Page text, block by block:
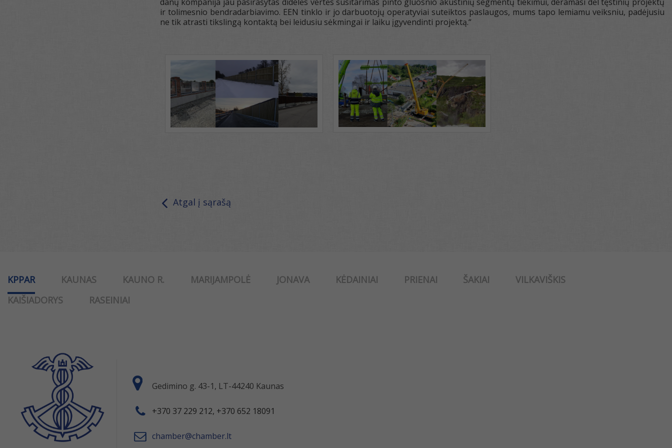
ir tolimesnio bendradarbiavimo. EEN tinklo ir jo darbuotojų operatyviai suteiktos paslaugos, mums tapo lemiamu veiksniu, padėjusiu
ne tik atrasti tikslingą kontaktą bei leidusiu sėkmingai ir laiku įgyvendinti projektą.“
Atgal į sąrašą
KPPAR KAUNAS KAUNO R. MARIJAMPOLĖ JONAVA KĖDAINIAI PRIENAI ŠAKIAI
VILKAVIŠKIS
KAIŠIADORYS
RASEINIAI
Gedimino g. 43-1, LT-44240 Kaunas
+370 37 229 212, +370 652 18091
chamber@chamber.lt